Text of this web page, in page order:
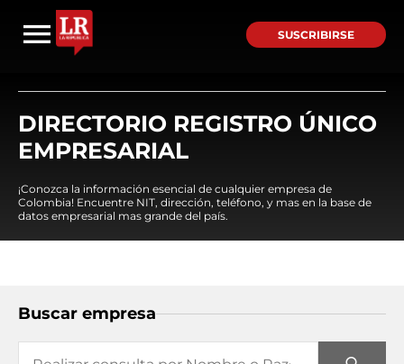
SUSCRIBIRSE
DIRECTORIO REGISTRO ÚNICO
EMPRESARIAL
¡Conozca la información esencial de cualquier empresa de
Colombia! Encuentre NIT, dirección, teléfono, y mas en la base de
datos empresarial mas grande del país.
Buscar empresa